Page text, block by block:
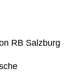
RB Salzburg